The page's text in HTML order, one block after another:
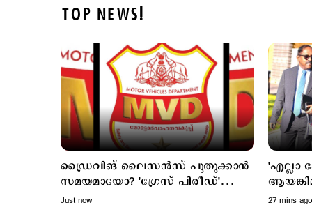
TOP NEWS!
ഡ്രൈവിങ് ലൈസൻസ് പുതുക്കാൻ
സമയമായോ? 'ഗ്രേസ് പിരീഡ്'
തിരിച്ചെത്തുന്നു; ഓഗസ്റ്റ് 15 മുതൽ
Just now
'എല്ലാ
27 mins ago